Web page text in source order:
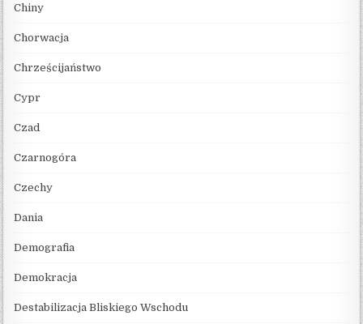
Chiny
Chorwacja
Chrześcijaństwo
Cypr
Czad
Czarnogóra
Czechy
Dania
Demografia
Demokracja
Destabilizacja Bliskiego Wschodu